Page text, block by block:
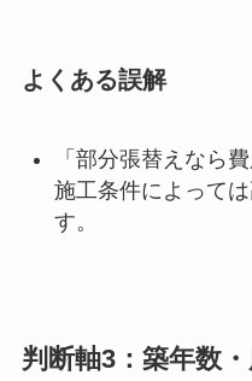
よくある誤解
「部分張替えなら
施工条件によって
す。
判断軸3：築年数